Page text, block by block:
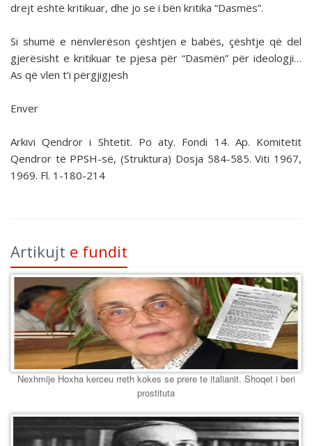
drejt është kritikuar, dhe jo se i bën kritika “Dasmës”.
Si shumë e nënvlerëson çështjen e babës, çështje që del
gjerësisht e kritikuar te pjesa për “Dasmën” për ideologji…
As që vlen t’i përgjigjesh
Enver
Arkivi Qendror i Shtetit. Po aty. Fondi 14. Ap. Komitetit
Qendror të PPSH-së, (Struktura) Dosja 584-585. Viti 1967,
1969. Fl. 1-180-214
Artikujt e fundit
Nexhmije Hoxha kerceu rreth kokes se prere te italianit. Shoqet i beri
prostituta